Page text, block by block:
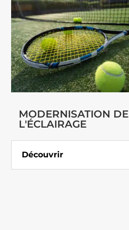
MODERNISATION DE
L'ÉCLAIRAGE
Découvrir